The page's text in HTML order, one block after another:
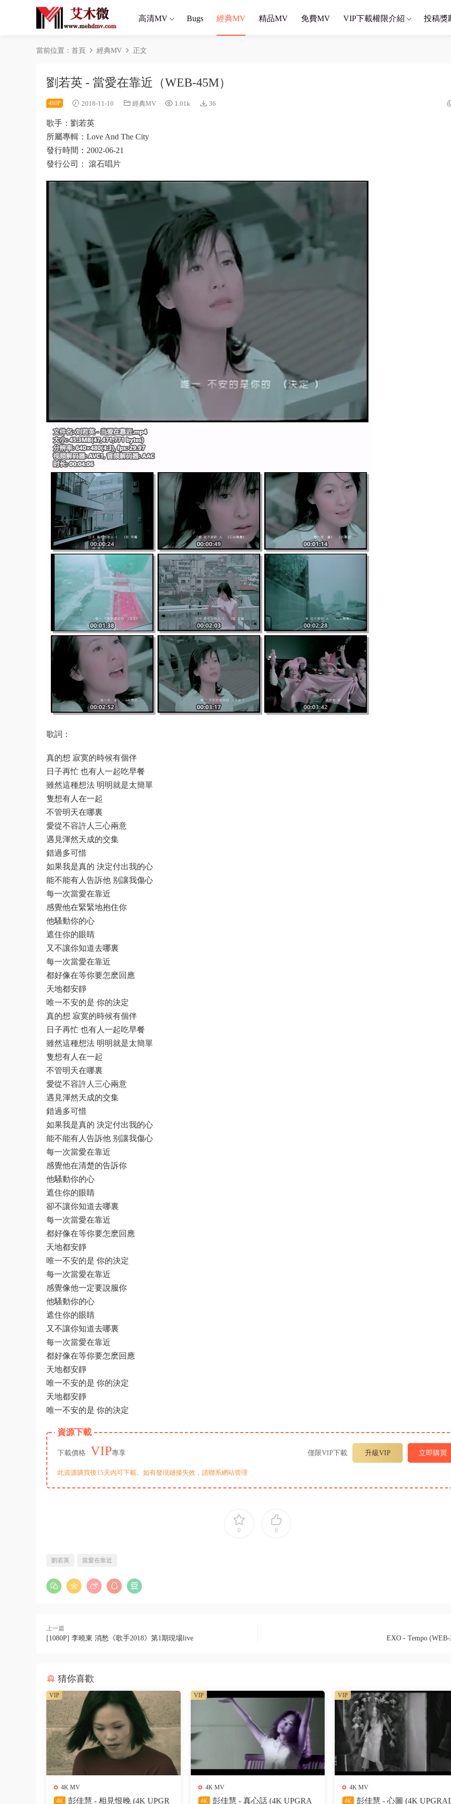
高清MV Bugs 經典MV 精品MV 免費MV VIP下載權限介紹 投稿獎
當前位置： 首頁 經典MV 正文
劉若英 - 當愛在靠近（WEB-45M）
480P 2018-11-10 經典MV 1.01k 36
歌手：劉若英
所屬專輯：Love And The City
發行時間：2002-06-21
發行公司： 滾石唱片
歌詞：
真的想 寂寞的時候有個伴
日子再忙 也有人一起吃早餐
雖然這種想法 明明就是太簡單
隻想有人在一起
不管明天在哪裏
愛從不容許人三心兩意
遇見渾然天成的交集
錯過多可惜
如果我是真的 決定付出我的心
能不能有人告訴他 别讓我傷心
每一次當愛在靠近
感覺他在緊緊地抱住你
他騷動你的心
遮住你的眼睛
又不讓你知道去哪裏
每一次當愛在靠近
都好像在等你要怎麽回應
天地都安靜
唯一不安的是 你的決定
真的想 寂寞的時候有個伴
日子再忙 也有人一起吃早餐
雖然這種想法 明明就是太簡單
隻想有人在一起
不管明天在哪裏
愛從不容許人三心兩意
遇見渾然天成的交集
錯過多可惜
如果我是真的 決定付出我的心
能不能有人告訴他 别讓我傷心
每一次當愛在靠近
感覺他在清楚的告訴你
他騷動你的心
遮住你的眼睛
卻不讓你知道去哪裏
每一次當愛在靠近
都好像在等你要怎麽回應
天地都安靜
唯一不安的是 你的決定
每一次當愛在靠近
感覺像他一定要說服你
他騷動你的心
遮住你的眼睛
又不讓你知道去哪裏
每一次當愛在靠近
都好像在等你要怎麽回應
天地都安靜
唯一不安的是 你的決定
天地都安靜
唯一不安的是 你的決定
資源下載
下載價格 VIP專享 僅限VIP下載 升級VIP 立即購買
此資源購買後15天内可下載。如有發現鏈接失效，請聯系網站管理
0 0
劉若英 當愛在靠近
上一篇
[1080P] 李曉東 消愁《歌手2018》第1期現場live EXO - Tempo (WEB-
猜你喜歡
4K MV
4K
彭佳慧 - 相見恨晚 (4K UPGR
VIP
4K MV
4K
彭佳慧 - 真心話 (4K UPGRA
VIP
4K MV
4K
彭佳慧 - 心圖 (4K
VIP